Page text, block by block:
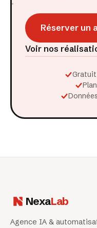
Réserver un
Voir nos
NexaLab
Agence IA &